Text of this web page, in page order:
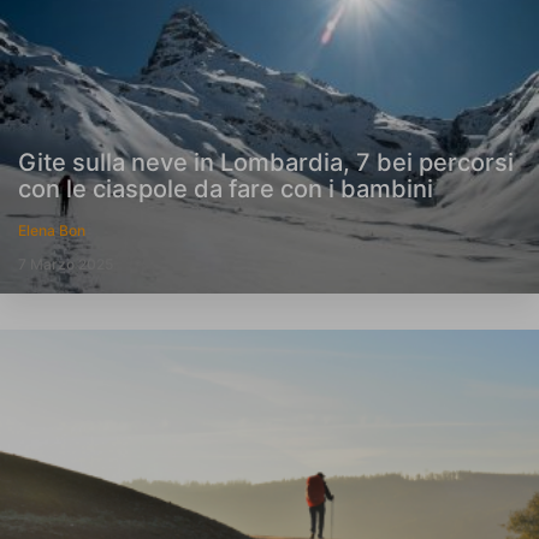
Gite sulla neve in Lombardia, 7 bei percorsi
con le ciaspole da fare con i bambini
Elena Bon
7 Marzo 2025